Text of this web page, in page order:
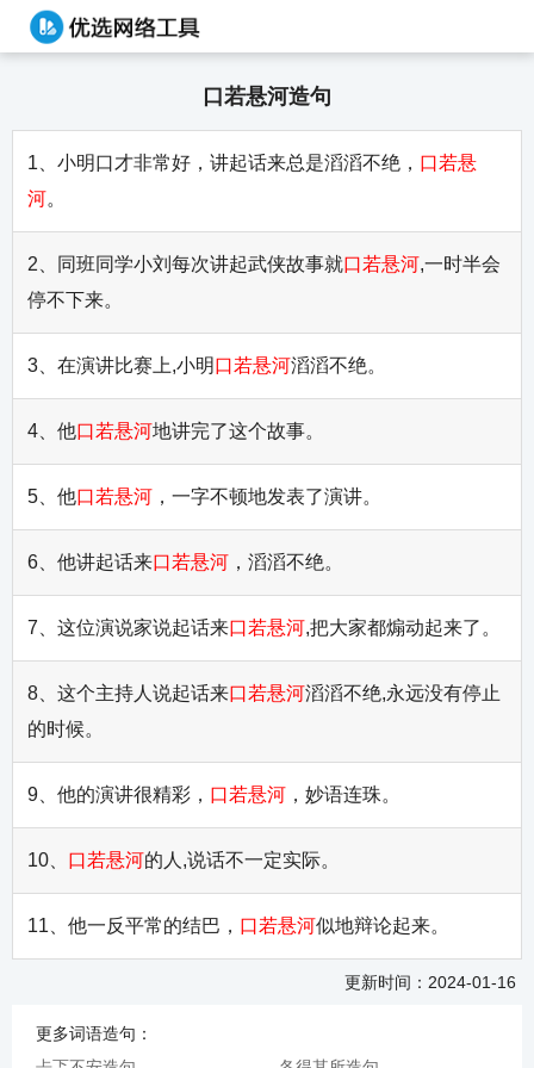
口若悬河造句
1、小明口才非常好，讲起话来总是滔滔不绝， 口若悬
河。
2、同班同学小刘每次讲起武侠故事就口若悬河,一时半会
停不下来。
3、在演讲比赛上,小明口若悬河滔滔不绝。
4、他口若悬河地讲完了这个故事。
5、他口若悬河 ，一字不顿地发表了演讲。
6、他讲起话来口若悬河 ，滔滔不绝。
7、这位演说家说起话来口若悬河,把大家都煽动起来了。
8、这个主持人说起话来口若悬河滔滔不绝,永远没有停止
的时候。
9、他的演讲很精彩， 口若悬河 ，妙语连珠。
10、 口若悬河的人,说话不一定实际。
11、他一反平常的结巴， 口若悬河似地辩论起来。
更新时间：2024-01-16
更多词语造句：